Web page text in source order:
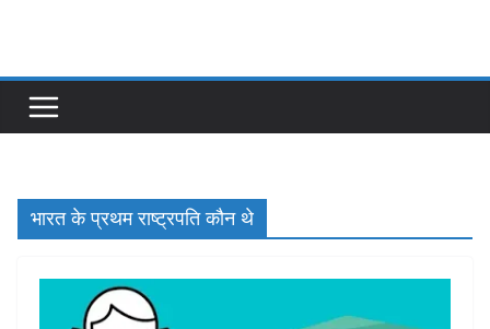
भारत के प्रथम राष्ट्रपति कौन थे